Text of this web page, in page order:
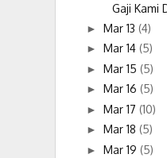
Gaji Kami
► Mar 13 (4)
► Mar 14 (5)
► Mar 15 (5)
► Mar 16 (5)
► Mar 17 (10)
► Mar 18 (5)
► Mar 19 (5)